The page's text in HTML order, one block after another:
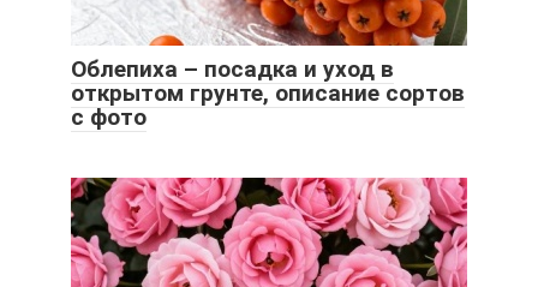
Облепиха – посадка и уход в
открытом грунте, описание сортов
с фото